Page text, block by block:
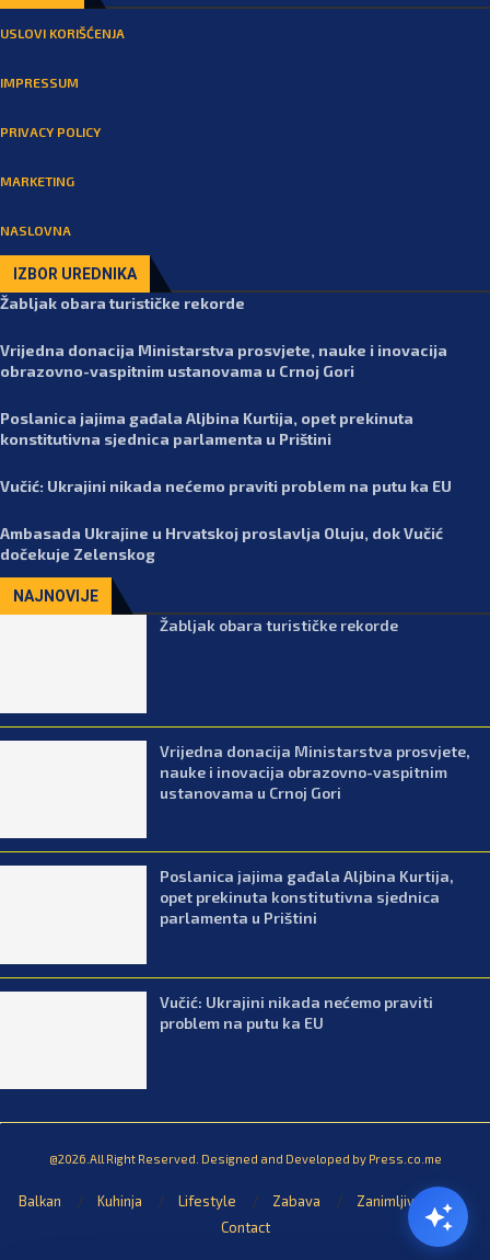
USLOVI KORIŠĆENJA
IMPRESSUM
PRIVACY POLICY
MARKETING
NASLOVNA
IZBOR UREDNIKA
Žabljak obara turističke rekorde
Vrijedna donacija Ministarstva prosvjete, nauke i inovacija
obrazovno-vaspitnim ustanovama u Crnoj Gori
Poslanica jajima gađala Aljbina Kurtija, opet prekinuta
konstitutivna sjednica parlamenta u Prištini
Vučić: Ukrajini nikada nećemo praviti problem na putu ka EU
Ambasada Ukrajine u Hrvatskoj proslavlja Oluju, dok Vučić
dočekuje Zelenskog
NAJNOVIJE
Žabljak obara turističke rekorde
Vrijedna donacija Ministarstva prosvjete,
nauke i inovacija obrazovno-vaspitnim
ustanovama u Crnoj Gori
Poslanica jajima gađala Aljbina Kurtija,
opet prekinuta konstitutivna sjednica
parlamenta u Prištini
Vučić: Ukrajini nikada nećemo praviti
problem na putu ka EU
@2026.All Right Reserved. Designed and Developed by Press.co.me
Balkan Kuhinja Lifestyle Zabava
Zanimljivosti
Contact